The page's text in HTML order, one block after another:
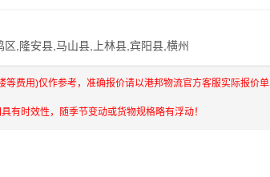
,隆安县,马山县,上林县,宾阳县,横州
费用)仅作参考，准确报价请以港邦物流官方客服实际报价单
有时效性，随季节变动或货物规格略有浮动！